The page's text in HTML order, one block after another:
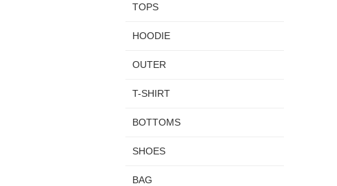
TOPS
HOODIE
OUTER
T-SHIRT
BOTTOMS
SHOES
BAG